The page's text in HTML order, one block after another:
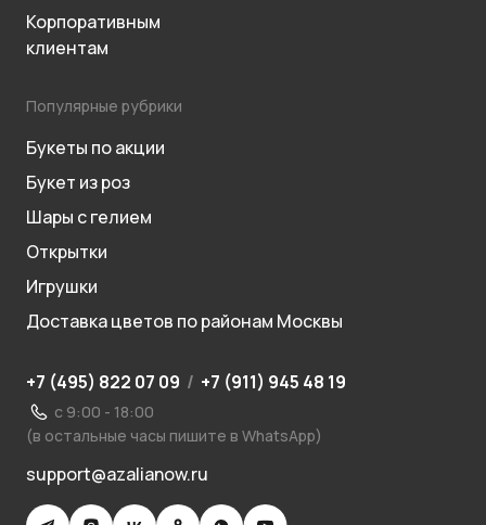
Корпоративным
клиентам
Популярные рубрики
Букеты по акции
Букет из роз
Шары с гелием
Открытки
Игрушки
Доставка цветов по районам Москвы
+7 (495) 822 07 09 / +7 (911) 945 48 19
с 9:00 - 18:00
(в остальные часы пишите в WhatsApp)
support@azalianow.ru